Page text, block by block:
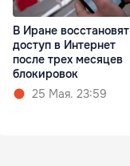
В Иране восстановят
доступ в Интернет
после трех месяцев
блокировок
25 Мая. 23:59